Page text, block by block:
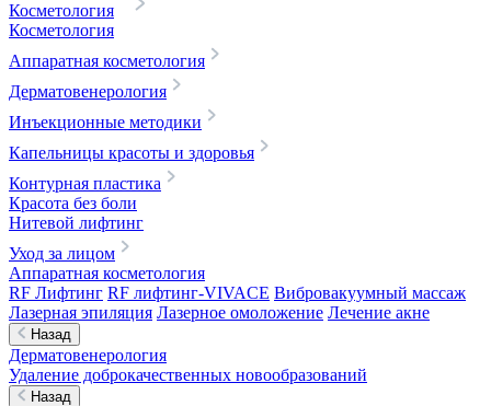
Косметология
Косметология
Аппаратная косметология
Дерматовенерология
Инъекционные методики
Капельницы красоты и здоровья
Контурная пластика
Красота без боли
Нитевой лифтинг
Уход за лицом
Аппаратная косметология
RF Лифтинг RF лифтинг-VIVACE Вибровакуумный массаж
Лазерная эпиляция Лазерное омоложение Лечение акне
Назад
Дерматовенерология
Удаление доброкачественных новообразований
Назад